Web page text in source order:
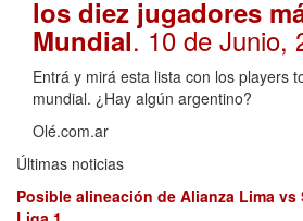
los diez jugadores
Mundial. 10 de Junio,
Entrá y mirá esta lista con los players
mundial. ¿Hay algún argentino?
Olé.com.ar
Últimas noticias
Posible alineación de Alianza Lima